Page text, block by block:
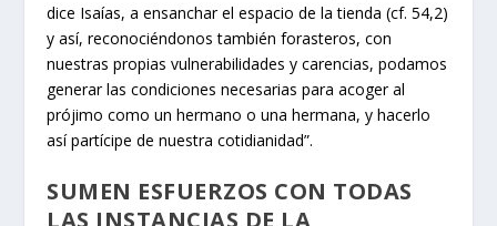
dice Isaías, a ensanchar el espacio de la tienda (cf. 54,2)
y así, reconociéndonos también forasteros, con
nuestras propias vulnerabilidades y carencias, podamos
generar las condiciones necesarias para acoger al
prójimo como un hermano o una hermana, y hacerlo
así partícipe de nuestra cotidianidad”.
SUMEN ESFUERZOS CON TODAS